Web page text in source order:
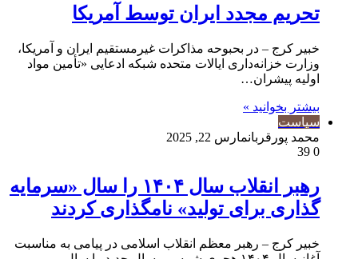
تحریم مجدد ایران توسط آمریکا
خبیر کرج – در بحبوحه مذاکرات غیرمستقیم ایران و آمریکا،
وزارت خزانه‌داری ایالات متحده شبکه ادعایی «تأمین مواد
اولیه پیشران…
بیشتر بخوانید »
سیاست
محمد پورقربانمارس 22, 2025
0
رهبر انقلاب سال ۱۴۰۴ را سال «سرمایه
گذاری برای تولید» نامگذاری کردند
خبیر کرج – رهبر معظم انقلاب اسلامی در پیامی به مناسبت